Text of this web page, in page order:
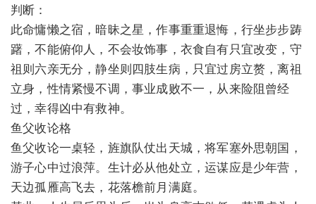
判断：
此命慵懒之宿，暗昧之星，作事重重退悔，行坐步步踌
躇，不能俯仰人，不会妆饰事，衣食自有只宜改变，守
祖则六亲无分，静坐则四肢生病，只宜过房立赘，离祖
立身，性情紧慢不调，事业成败不一，从来险阻曾经
过，幸得凶中有救神。
鱼父收论格
鱼父收论一桌轻，旌旗队仗出天城，将军塞外思朝国，
游子心中过浪萍。生计必从他处立，运谋应是少年营，
天边孤雁高飞去，花落檐前月满庭。